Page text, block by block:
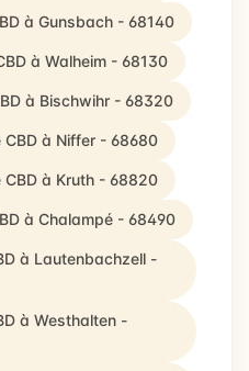
à Gunsbach - 68140
à Walheim - 68130
à Bischwihr - 68320
à Niffer - 68680
à Kruth - 68820
à Chalampé - 68490
à Lautenbachzell -
à Westhalten -